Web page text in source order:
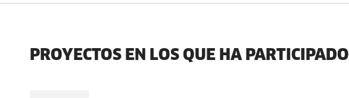
PROYECTOS EN LOS QUE HA PARTICIPADO